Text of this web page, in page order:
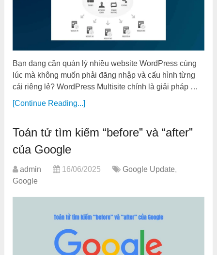
Bạn đang cần quản lý nhiều website WordPress cùng
lúc mà không muốn phải đăng nhập và cấu hình từng
cái riêng lẻ? WordPress Multisite chính là giải pháp …
[Continue Reading...]
Toán tử tìm kiếm “before” và “after”
của Google
admin 16/06/2025 Google Update,
Google